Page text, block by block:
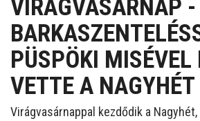
VIRÁGVASÁRNAP -
PÜSPÖKI MISÉVEL
VETTE A NAGYHÉT
Virágvasárnappal kezdődik a